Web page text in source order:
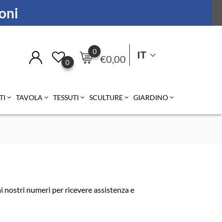
€0,00
0
0
IT
TAVOLA TESSUTI SCULTURE GIARDINO
numeri per ricevere assistenza e